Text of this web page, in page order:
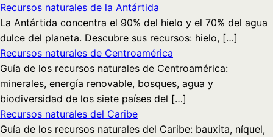
Recursos naturales de la Antártida
La Antártida concentra el 90% del hielo y el 70% del agua
dulce del planeta. Descubre sus recursos: hielo, […]
Recursos naturales de Centroamérica
Guía de los recursos naturales de Centroamérica:
minerales, energía renovable, bosques, agua y
biodiversidad de los siete países del […]
Recursos naturales del Caribe
Guía de los recursos naturales del Caribe: bauxita, níquel,